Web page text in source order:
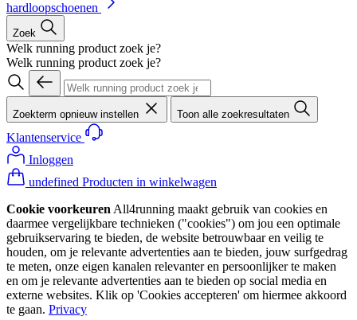
hardloopschoenen
Zoek
Welk running product zoek je?
Welk running product zoek je?
Zoekterm opnieuw instellen Toon alle zoekresultaten
Klantenservice
Inloggen
undefined Producten in winkelwagen
Cookie voorkeuren All4running maakt gebruik van cookies en
daarmee vergelijkbare technieken ("cookies") om jou een optimale
gebruikservaring te bieden, de website betrouwbaar en veilig te
houden, om je relevante advertenties aan te bieden, jouw surfgedrag
te meten, onze eigen kanalen relevanter en persoonlijker te maken
en om je relevante advertenties aan te bieden op social media en
externe websites. Klik op 'Cookies accepteren' om hiermee akkoord
te gaan. Privacy